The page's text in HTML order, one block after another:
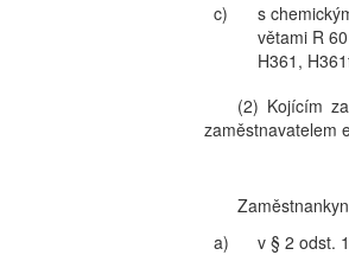
c)
s
větami R
H361,
(2) Kojícím
zaměstnavatelem
a)
v § 2 odst.